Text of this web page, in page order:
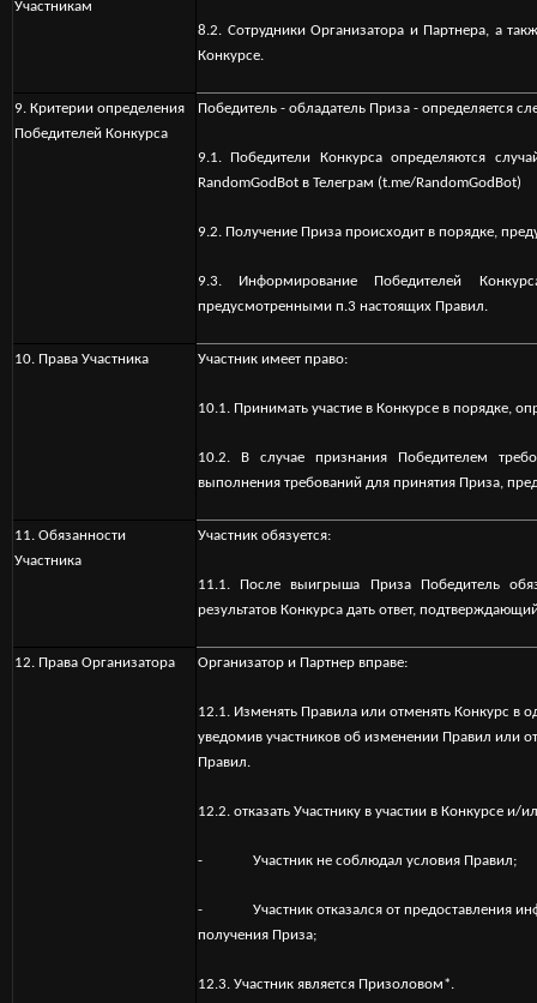
Участникам
8.2. Сотрудники Организатора и Партнера, а
Конкурсе.
9. Критерии определения
Победителей Конкурса
Победитель - обладатель Приза - определяется
9.1. Победители Конкурса определяются
RandomGodBot в Телеграм (t.me/RandomGodBot)
9.2. Получение Приза происходит в порядке,
9.3. Информирование Победителей
предусмотренными п.3 настоящих Правил.
10. Права Участника Участник имеет право:
10.1. Принимать участие в Конкурсе в порядке,
10.2. В случае признания Победителем
выполнения требований для принятия Приза,
11. Обязанности
Участника
Участник обязуется:
11.1. После выигрыша Приза Победитель
результатов Конкурса дать ответ,
12. Права Организатора Организатор и Партнер вправе:
12.1. Изменять Правила или отменять Конкурс в
уведомив участников об изменении Правил или
Правил.
12.2. отказать Участнику в участии в Конкурсе и/
- Участник не соблюдал условия Правил;
- Участник отказался от предоставления
получения Приза;
12.3. Участник является Призоловом*.